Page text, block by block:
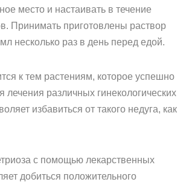
место и настаивать в течение
Принимать приготовлены раствор
несколько раз в день перед едой.
к тем растениям, которое успешно
лечения различных гинекологических
избавиться от такого недуга, как
с помощью лекарственных
добиться положительного